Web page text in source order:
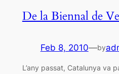
De la Biennal de
Feb 8, 2010—by
L’any passat, Catalunya va